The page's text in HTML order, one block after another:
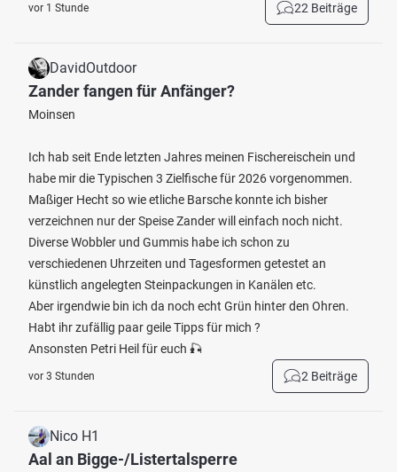
vor 1 Stunde 22 Beiträge
DavidOutdoor
Zander fangen für Anfänger?
Moinsen
Ich hab seit Ende letzten Jahres meinen Fischereischein und
habe mir die Typischen 3 Zielfische für 2026 vorgenommen.
Maßiger Hecht so wie etliche Barsche konnte ich bisher
verzeichnen nur der Speise Zander will einfach noch nicht.
Diverse Wobbler und Gummis habe ich schon zu
verschiedenen Uhrzeiten und Tagesformen getestet an
künstlich angelegten Steinpackungen in Kanälen etc.
Aber irgendwie bin ich da noch echt Grün hinter den Ohren.
Habt ihr zufällig paar geile Tipps für mich ?
Ansonsten Petri Heil für euch 🎣
vor 3 Stunden 2 Beiträge
Nico H1
Aal an Bigge-/Listertalsperre